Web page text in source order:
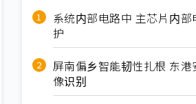
系统内部电路中 主芯片内部
护
屏南偏乡智能韧性扎根 东
像识别